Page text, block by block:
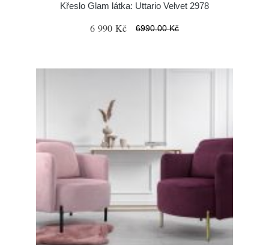
Křeslo Glam látka: Uttario Velvet 2978
6 990 Kč 6990.00 Kč